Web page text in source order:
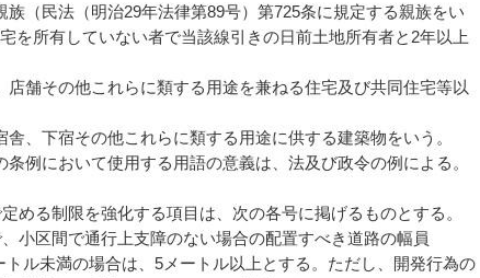
（民法（明治29年法律第89号）第725条に規定する親族をい
を所有していない者で当該線引きの日前土地所有者と2年以上
舗その他これらに類する用途を兼ねる住宅及び共同住宅等以
、下宿その他これらに類する用途に供する建築物をいう。
例において使用する用語の意義は、法及び政令の例による。
める制限を強化する項目は、次の各号に掲げるものとする。
小区間で通行上支障のない場合の配置すべき道路の幅員
ル未満の場合は、5メートル以上とする。ただし、開発行為の